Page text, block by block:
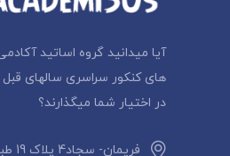
آیا میدانید گروه اساتید
های کنکور سراسری سالهای
در اختیار شما میگذارند؟
فریمان- سجاد4 پلاک 19 طبقه سوم